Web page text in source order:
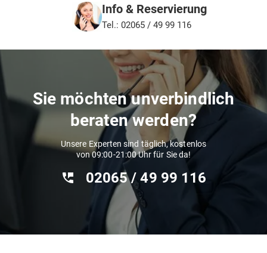
Info & Reservierung
Tel.: 02065 / 49 99 116
Sie möchten unverbindlich
beraten werden?
Unsere Experten sind täglich, kostenlos
von 09:00-21:00 Uhr für Sie da!
02065 / 49 ‌99 116